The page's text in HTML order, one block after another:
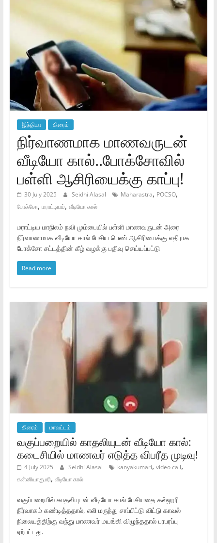
இந்தியா கிரைம்
நிர்வாணமாக மாணவருடன்
வீடியோ கால்..போக்சோவில்
பள்ளி ஆசிரியைக்கு காப்பு!
30 July 2025 Seidhi Alasal Maharastra, POCSO,
போக்சோ, மராட்டியம், வீடியோ கால்
மராட்டிய மாநிலம் நவி மும்பையில் பள்ளி மாணவருடன் அரை
நிர்வாணமாக வீடியோ கால் பேசிய பெண் ஆசிரியைக்கு எதிராக
போக்சோ சட்டத்தின் கீழ் வழக்கு பதிவு செய்யப்பட்டு
Read more
கிரைம் மாவட்டம்
வகுப்பறையில் காதலியுடன் வீடியோ கால்:
கடைசியில் மாணவர் எடுத்த விபரீத முடிவு!
4 July 2025 Seidhi Alasal kanyakumari, video call,
கன்னியாகுமரி, வீடியோ கால்
வகுப்பறையில் காதலியுடன் வீடியோ கால் பேசியதை கல்லூரி
நிர்வாகம் கண்டித்ததால், எலி மருந்து சாப்பிட்டு விட்டு காவல்
நிலையத்திற்கு வந்து மாணவர் மயங்கி விழுந்ததால் பரபரப்பு
ஏற்பட்டது.